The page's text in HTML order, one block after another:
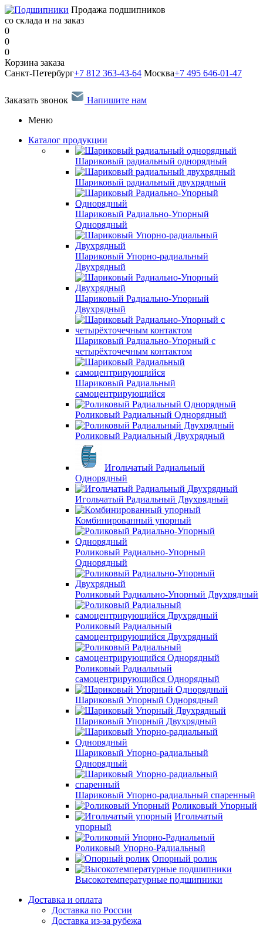
Продажа подшипников
со склада и на заказ
0
0
0
Корзина заказа
Санкт-Петербург+7 812 363-43-64 Москва+7 495 646-01-47
Заказать звонок
Напишите нам
Меню
Каталог продукции
Шариковый радиальный однорядный
Шариковый радиальный двухрядный
Шариковый Радиально-Упорный
Однорядный
Шариковый Упорно-радиальный
Двухрядный
Шариковый Радиально-Упорный
Двухрядный
Шариковый Радиально-Упорный с
четырёхточечным контактом
Шариковый Радиальный
самоцентрирующийся
Роликовый Радиальный Однорядный
Роликовый Радиальный Двухрядный
Игольчатый Радиальный
Однорядный
Игольчатый Радиальный Двухрядный
Комбинированный упорный
Роликовый Радиально-Упорный
Однорядный
Роликовый Радиально-Упорный Двухрядный
Роликовый Радиальный
самоцентрирующийся Двухрядный
Роликовый Радиальный
самоцентрирующийся Однорядный
Шариковый Упорный Однорядный
Шариковый Упорный Двухрядный
Шариковый Упорно-радиальный
Однорядный
Шариковый Упорно-радиальный спаренный
Роликовый Упорный
Игольчатый
упорный
Роликовый Упорно-Радиальный
Опорный ролик
Высокотемпературные подшипники
Доставка и оплата
Доставка по России
Доставка из-за рубежа